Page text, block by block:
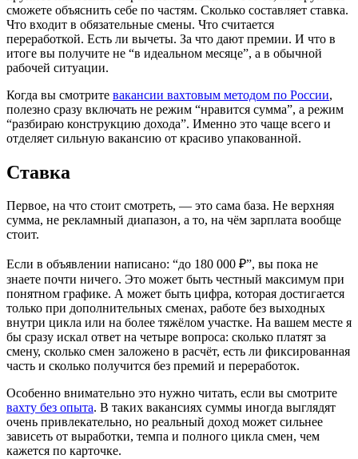
сможете объяснить себе по частям. Сколько составляет ставка.
Что входит в обязательные смены. Что считается
переработкой. Есть ли вычеты. За что дают премии. И что в
итоге вы получите не “в идеальном месяце”, а в обычной
рабочей ситуации.
Когда вы смотрите вакансии вахтовым методом по России,
полезно сразу включать не режим “нравится сумма”, а режим
“разбираю конструкцию дохода”. Именно это чаще всего и
отделяет сильную вакансию от красиво упакованной.
Ставка
Первое, на что стоит смотреть, — это сама база. Не верхняя
сумма, не рекламный диапазон, а то, на чём зарплата вообще
стоит.
Если в объявлении написано: “до 180 000 ₽”, вы пока не
знаете почти ничего. Это может быть честный максимум при
понятном графике. А может быть цифра, которая достигается
только при дополнительных сменах, работе без выходных
внутри цикла или на более тяжёлом участке. На вашем месте я
бы сразу искал ответ на четыре вопроса: сколько платят за
смену, сколько смен заложено в расчёт, есть ли фиксированная
часть и сколько получится без премий и переработок.
Особенно внимательно это нужно читать, если вы смотрите
вахту без опыта. В таких вакансиях суммы иногда выглядят
очень привлекательно, но реальный доход может сильнее
зависеть от выработки, темпа и полного цикла смен, чем
кажется по карточке.